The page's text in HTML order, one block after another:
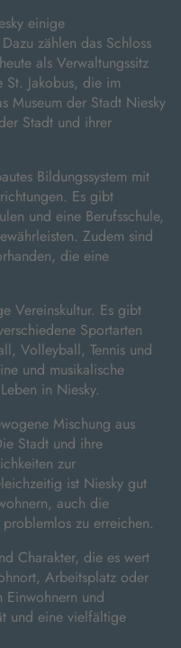
einige
zählen das Schloss
als Verwaltungssitz
Jakobus, die im
Museum der Stadt Niesky
Stadt und ihrer
Bildungssystem mit
Es gibt
und eine Berufsschule,
Zudem sind
die eine
Vereinskultur. Es gibt
Sportarten
Volleyball, Tennis und
und musikalische
in Niesky.
Mischung aus
Stadt und ihre
zur
ist Niesky gut
auch die
zu erreichen.
Charakter, die es wert
Arbeitsplatz oder
und
und eine vielfältige